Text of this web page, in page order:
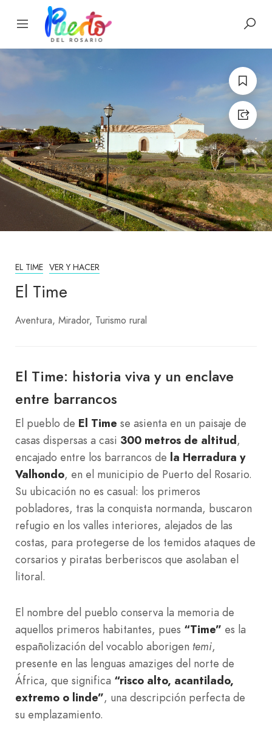
EL TIME VER Y HACER
El Time
Aventura Mirador Turismo rural
El Time: historia viva y un enclave
entre barrancos
El pueblo de El Time se asienta en un paisaje de
casas dispersas a casi 300 metros de altitud,
encajado entre los barrancos de la Herradura y
Valhondo, en el municipio de Puerto del Rosario.
Su ubicación no es casual: los primeros
pobladores, tras la conquista normanda, buscaron
refugio en los valles interiores, alejados de las
costas, para protegerse de los temidos ataques de
corsarios y piratas berberiscos que asolaban el
litoral.
El nombre del pueblo conserva la memoria de
aquellos primeros habitantes, pues “Time” es la
españolización del vocablo aborigen temi,
presente en las lenguas amaziges del norte de
África, que significa “risco alto, acantilado,
extremo o linde”, una descripción perfecta de
su emplazamiento.